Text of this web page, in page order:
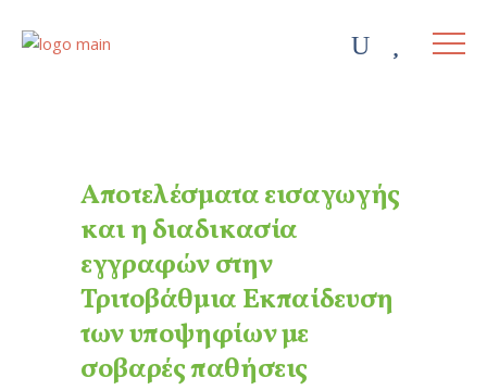
Αποτελέσματα εισαγωγής
και η διαδικασία
εγγραφών στην
Τριτοβάθμια Εκπαίδευση
των υποψηφίων με
σοβαρές παθήσεις